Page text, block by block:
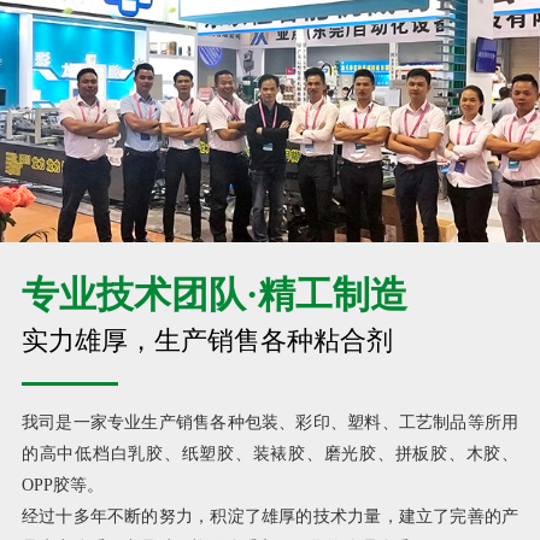
专业技术团队·精工制造
实力雄厚，生产销售各种粘合剂
我司是一家专业生产销售各种包装、彩印、塑料、工艺制品等所用
的高中低档白乳胶、纸塑胶、装裱胶、磨光胶、拼板胶、木胶、
OPP胶等。
经过十多年不断的努力，积淀了雄厚的技术力量，建立了完善的产